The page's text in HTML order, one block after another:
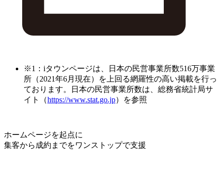
※1：iタウンページは、日本の民営事業所数516万事業
所（2021年6月現在）を上回る網羅性の高い掲載を行っ
ております。日本の民営事業所数は、総務省統計局サ
イト（https://www.stat.go.jp）を参照
ホームページを起点に
集客から成約までをワンストップで支援